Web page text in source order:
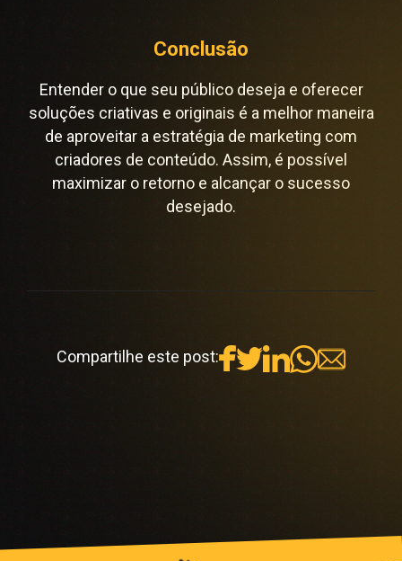
Conclusão
Entender o que seu público deseja e oferecer
soluções criativas e originais é a melhor maneira
de aproveitar a estratégia de marketing com
criadores de conteúdo. Assim, é possível
maximizar o retorno e alcançar o sucesso
desejado.
Compartilhe este post: